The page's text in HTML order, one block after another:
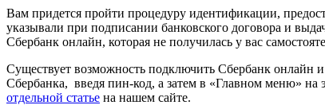
Вам придется пройти процедуру идентификации,
указывали при подписании банковского договора и
Сбербанк онлайн, которая не получилась у вас
Существует возможность подключить Сбербанк онлайн
Сбербанка, введя пин-код, а затем в «Главном меню»
отдельной статье на нашем сайте.